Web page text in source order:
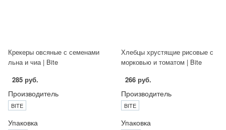
Крекеры овсяные с семенами
льна и чиа | Bite
285 руб.
Производитель
BITE
Упаковка
Хлебцы хрустящие рисовые с
морковью и томатом | Bite
266 руб.
Производитель
BITE
Упаковка